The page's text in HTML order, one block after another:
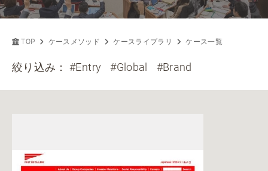
TOP ケースメソッド ケースライブラリ ケース一覧
絞り込み：#Entry #Global #Brand